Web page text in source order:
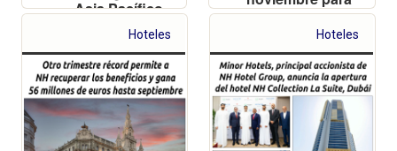
Asia Pacífico
disfrutar de
estancias en los
hoteles del
grupo del 2 de
enero al 31 de
marzo
Hoteles Hoteles